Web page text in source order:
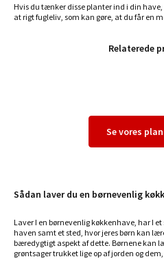
Hvis du tænker disse planter ind i din
at rigt fugleliv, som kan gøre, at du får en
Relaterede
Se vores
Sådan laver du en børnevenlig
Laver I en børnevenlig køkkenhave, har I
haven samt et sted, hvor jeres børn kan
bæredygtigt aspekt af dette. Børnene kan
grøntsager trukket lige op af jorden og